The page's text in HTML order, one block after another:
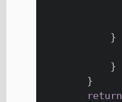
            }
            }
        }
return